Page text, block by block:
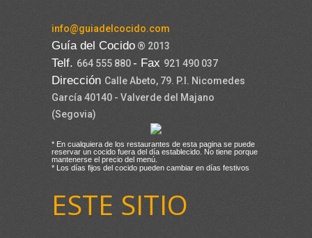
info@guiadelcocido.com
Guía del Cocido ® 2013
Telf. 664 555 880- Fax 921 490 037
Dirección Calle Abeto, 79. P.I. Nicomedes
García 40140 - Valverde del Majano
(Segovia)
* En cualquiera de los restaurantes de esta pagina se puede
reservar un cocido fuera del día establecido. No tiene porque
mantenerse el precio del menú.
* Los días fijos del cocido pueden cambiar en días festivos
ESTE SITIO